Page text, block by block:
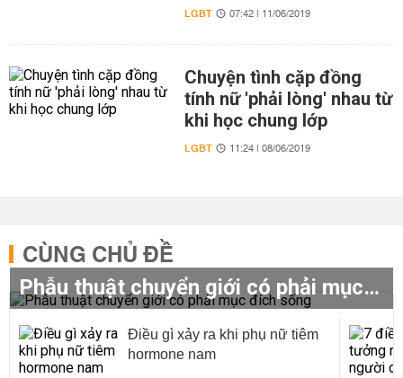
LGBT 07:42 | 11/06/2019
Chuyện tình cặp đồng
tính nữ 'phải lòng' nhau từ
khi học chung lớp
LGBT 11:24 | 08/06/2019
CÙNG CHỦ ĐỀ
Phẫu thuật chuyển giới có phải mục đích sống
Điều gì xảy ra khi phụ nữ tiêm
hormone nam